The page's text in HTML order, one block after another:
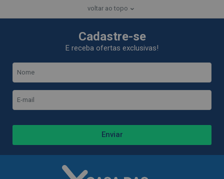
voltar ao topo
Cadastre-se
E receba ofertas exclusivas!
Enviar